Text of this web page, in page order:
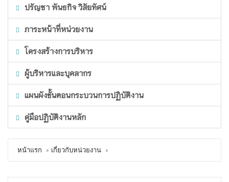
ปรัญชา พันธกิจ วิสัยทัศน์
ภาระหน้าที่หน่วยงาน
โครงสร้างการบริหาร
ผู้บริหารและบุคลากร
แผนผังขั้นตอนกระบวนการปฏิบัติงาน
คู่มือปฏิบัติงานหลัก
หน้าแรก เกี่ยวกับหน่วยงาน